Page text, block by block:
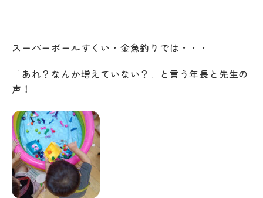
スーパーボールすくい・金魚釣りでは・・・
「あれ？なんか増えていない？」と言う年長と先生の
声！